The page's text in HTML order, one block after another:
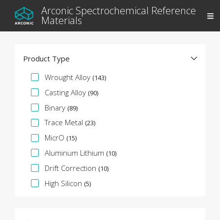
Arconic Spectrochemical Reference
Materials
Product Type
Faceta de especificación
Wrought Alloy (143)
Casting Alloy (90)
Binary (89)
Trace Metal (23)
MicrO (15)
Aluminum Lithium (10)
Drift Correction (10)
High Silicon (5)